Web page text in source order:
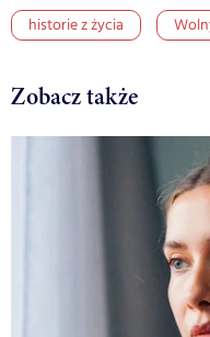
historie z życia
Zobacz także